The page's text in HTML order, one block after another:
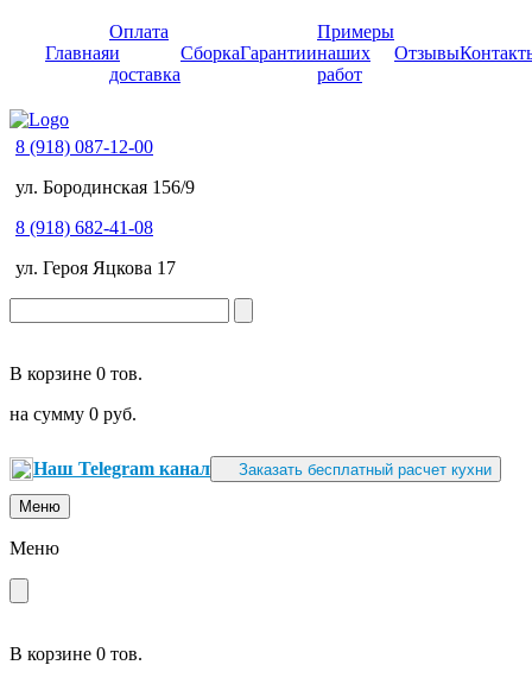
Главная
Оплата
и
доставка
СборкаГарантии
Примеры
наших
работ
Отзывы
8 (918) 087-12-00
ул. Бородинская 156/9
8 (918) 682-41-08
ул. Героя Яцкова 17
В корзине 0 тов.
на сумму 0 руб.
Наш Telegram канал Заказать бесплатный расчет кухни
Меню
Меню
В корзине 0 тов.